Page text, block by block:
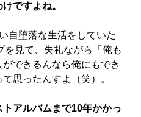
ですよね。
自堕落な生活をしていた
を見て、失礼ながら「俺も
できるんなら俺にもでき
思ったんすよ（笑）。
アルバムまで10年かかっ